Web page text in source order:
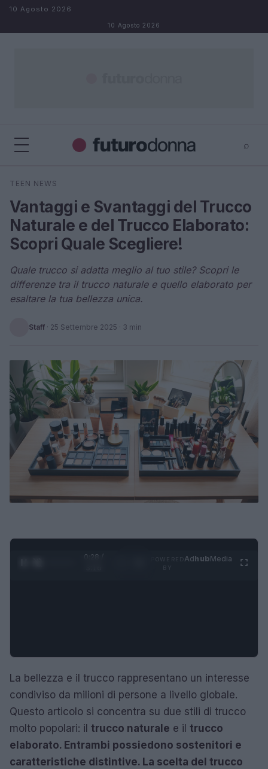
Salta al contenuto
10 Agosto 2026
10 Agosto 2026
⌕
Cerca
TEEN NEWS
Vantaggi e Svantaggi del Trucco
Naturale e del Trucco Elaborato:
Scopri Quale Scegliere!
Quale trucco si adatta meglio al tuo stile? Scopri le
differenze tra il trucco naturale e quello elaborato per
esaltare la tua bellezza unica.
Staff · 25 Settembre 2025 · 3 min
0:29 /
AdhubMedia
La bellezza e il trucco rappresentano un interesse
condiviso da milioni di persone a livello globale.
Questo articolo si concentra su due stili di trucco
molto popolari: il trucco naturale e il trucco
elaborato. Entrambi possiedono sostenitori e
caratteristiche distintive. La scelta del trucco